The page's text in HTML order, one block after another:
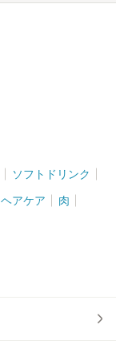
ソフトドリンク
ヘアケア 肉